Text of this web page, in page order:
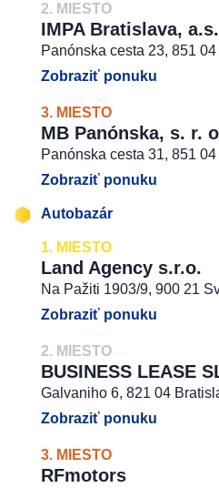
2. MIESTO
IMPA Bratislava, a.s.
Panónska cesta 23, 851
Zobraziť ponuku
3. MIESTO
MB Panónska, s. r.
Panónska cesta 31, 851
Zobraziť ponuku
Autobazár
1. MIESTO
Land Agency s.r.o.
Na Pažiti 1903/9, 900 21
Zobraziť ponuku
2. MIESTO
BUSINESS LEASE
Galvaniho 6, 821 04
Zobraziť ponuku
3. MIESTO
RFmotors